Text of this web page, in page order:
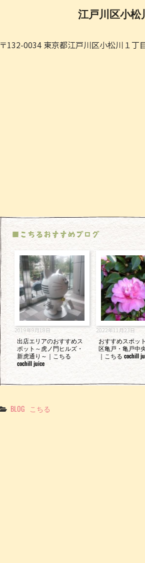
江戸川区小
〒132-0034 東京都江戸川区小松川１丁
■こちるおすすめブログ
2019年9月18日
出店エリアのおすすめス
ポット～虎ノ門ヒルズ・
新虎通り～｜こちる
cochill juice
2022年11月23日
おすすめスポッ
区亀戸・亀戸中
｜こちる cochill
Categories
BLOG こちる